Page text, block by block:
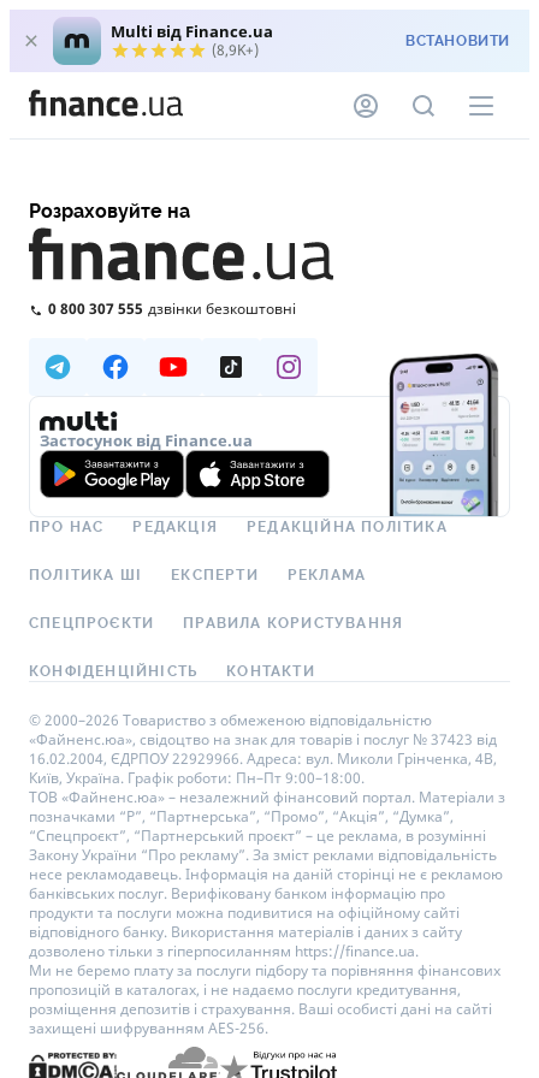
Multi від Finance.ua
(8,9K+) ВСТАНОВИТИ
Розраховуйте на
0 800 307 555 дзвінки безкоштовні
Застосунок від Finance.ua
ПРО НАС РЕДАКЦІЯ РЕДАКЦІЙНА ПОЛІТИКА
ПОЛІТИКА ШІ ЕКСПЕРТИ РЕКЛАМА
СПЕЦПРОЄКТИ ПРАВИЛА КОРИСТУВАННЯ
КОНФІДЕНЦІЙНІСТЬ КОНТАКТИ
© 2000–2026 Товариство з обмеженою відповідальністю
«Файненс.юа», свідоцтво на знак для товарів і послуг № 37423 від
16.02.2004, ЄДРПОУ 22929966. Адреса: вул. Миколи Грінченка, 4В,
Київ, Україна. Графік роботи: Пн–Пт 9:00–18:00.
ТОВ «Файненс.юа» – незалежний фінансовий портал. Матеріали з
позначками “Р”, “Партнерська”, “Промо”, “Акція”, “Думка”,
“Спецпроєкт”, “Партнерський проєкт” – це реклама, в розумінні
Закону України “Про рекламу”. За зміст реклами відповідальність
несе рекламодавець. Інформація на даній сторінці не є рекламою
банківських послуг. Верифіковану банком інформацію про
продукти та послуги можна подивитися на офіційному сайті
відповідного банку. Використання матеріалів і даних з сайту
дозволено тільки з гіперпосиланням https://finance.ua.
Ми не беремо плату за послуги підбору та порівняння фінансових
пропозицій в каталогах, і не надаємо послуги кредитування,
розміщення депозитів і страхування. Ваші особисті дані на сайті
захищені шифруванням AES-256.